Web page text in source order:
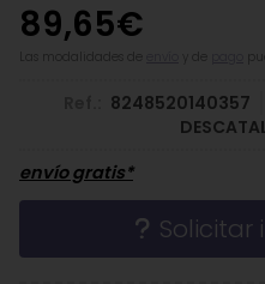
89,65€
8248520140357
envío gratis*
Solicitar